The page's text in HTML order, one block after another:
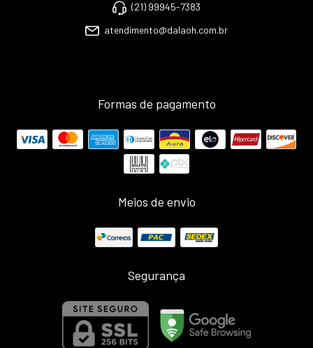
(21) 99945-7383
atendimento@dalaoh.com.br
Formas de pagamento
Meios de envio
Segurança